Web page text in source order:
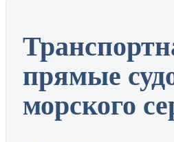
прямые
морского